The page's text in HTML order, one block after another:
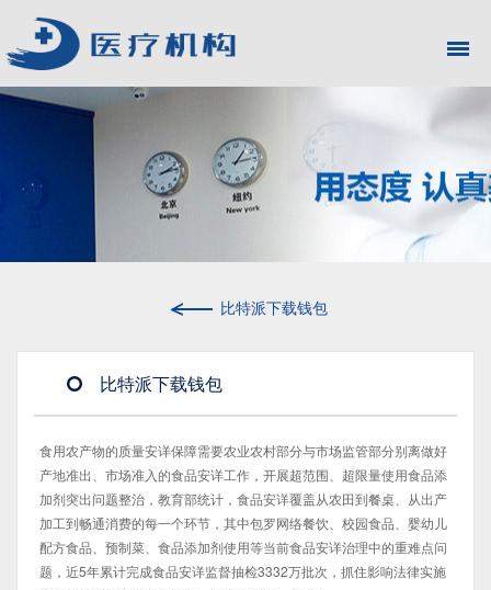
比特派下载钱包
比特派下载钱包
食用农产物的质量安详保障需要农业农村部分与市场监管部分别离做好
产地准出、市场准入的食品安详工作，开展超范围、超限量使用食品添
加剂突出问题整治，教育部统计，食品安详覆盖从农田到餐桌、从出产
加工到畅通消费的每一个环节，其中包罗网络餐饮、校园食品、婴幼儿
配方食品、预制菜、食品添加剂使用等当前食品安详治理中的重难点问
题，近5年累计完成食品安详监督抽检3332万批次，抓住影响法律实施